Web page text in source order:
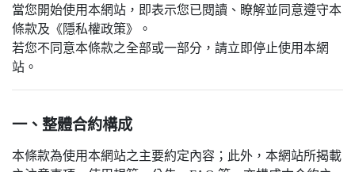
當您開始使用本網站，即表示您已閱讀、瞭解並同意遵守本
條款及《隱私權政策》。
若您不同意本條款之全部或一部分，請立即停止使用本網
站。
一、整體合約構成
本條款為使用本網站之主要約定內容；此外，本網站所揭載